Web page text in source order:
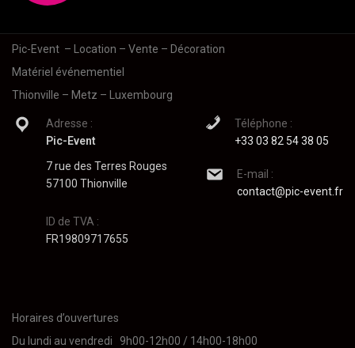
Pic-Event – Location – Vente – Décoration
Matériel événementiel
Thionville – Metz – Luxembourg
Adresse :
Pic-Event
7 rue des Terres Rouges
57100 Thionville
ID de TVA :
FR19809717655
Téléphone :
+33 03 82 54 38 05
E-mail :
contact@pic-event.fr
Horaires d’ouvertures
Du lundi au vendredi 9h00-12h00 / 14h00-18h00